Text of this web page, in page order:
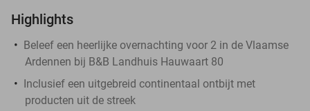
Highlights
Beleef een heerlijke overnachting voor 2 in de Vlaamse
Ardennen bij B&B Landhuis Hauwaart 80
Inclusief een uitgebreid continentaal ontbijt met
producten uit de streek